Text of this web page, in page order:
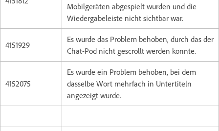
Mobilgeräten abgespielt wurden und die
Wiedergabeleiste nicht sichtbar war.
4151929
Es wurde das Problem behoben, durch das der
Chat-Pod nicht gescrollt werden konnte.
4152075
Es wurde ein Problem behoben, bei dem
dasselbe Wort mehrfach in Untertiteln
angezeigt wurde.